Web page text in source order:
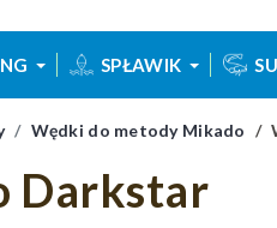
SPŁAWIK
Wędki do metody Mikado
Darkstar